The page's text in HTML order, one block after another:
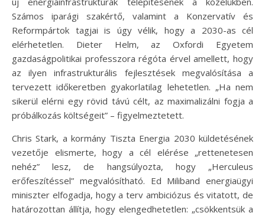
Számos iparági szakértő, valamint a Konzervatív és
Reformpártok tagjai is úgy vélik, hogy a 2030-as cél
elérhetetlen. Dieter Helm, az Oxfordi Egyetem
gazdaságpolitikai professzora régóta érvel amellett, hogy
az ilyen infrastrukturális fejlesztések megvalósítása a
tervezett időkeretben gyakorlatilag lehetetlen. „Ha nem
sikerül elérni egy rövid távú célt, az maximalizálni fogja a
próbálkozás költségeit” – figyelmeztetett.
Chris Stark, a kormány Tiszta Energia 2030 küldetésének
vezetője elismerte, hogy a cél elérése „rettenetesen
nehéz” lesz, de hangsúlyozta, hogy „Herculeus
erőfeszítéssel” megvalósítható. Ed Miliband energiaügyi
miniszter elfogadja, hogy a terv ambiciózus és vitatott, de
határozottan állítja, hogy elengedhetetlen: „csökkentsük a